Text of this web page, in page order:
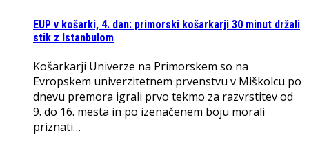
EUP v košarki, 4. dan: primorski košarkarji 30 minut držali
stik z Istanbulom
Košarkarji Univerze na Primorskem so na
Evropskem univerzitetnem prvenstvu v Miškolcu po
dnevu premora igrali prvo tekmo za razvrstitev od
9. do 16. mesta in po izenačenem boju morali
priznati…